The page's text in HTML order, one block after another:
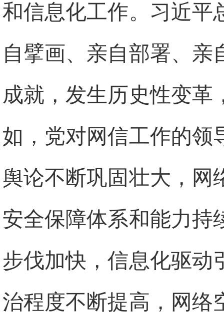
和信息化工作。习近平
自擘画、亲自部署、亲
成就，发生历史性变革
如，党对网信工作的领
舆论不断巩固壮大，网
安全保障体系和能力持
步伐加快，信息化驱动
治程度不断提高，网络